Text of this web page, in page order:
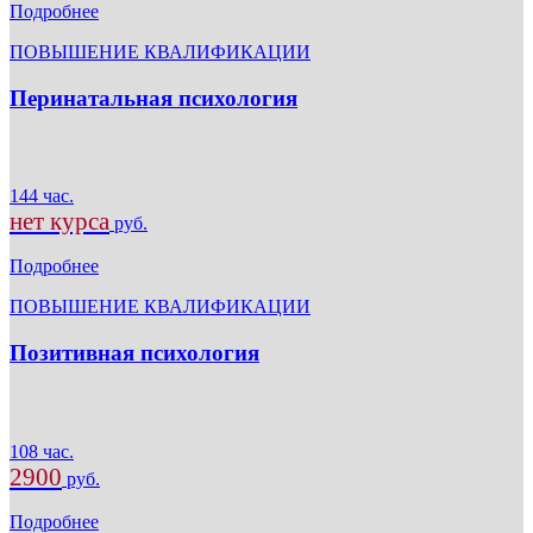
Подробнее
ПОВЫШЕНИЕ КВАЛИФИКАЦИИ
Перинатальная психология
144 час.
нет курса руб.
Подробнее
ПОВЫШЕНИЕ КВАЛИФИКАЦИИ
Позитивная психология
108 час.
2900 руб.
Подробнее